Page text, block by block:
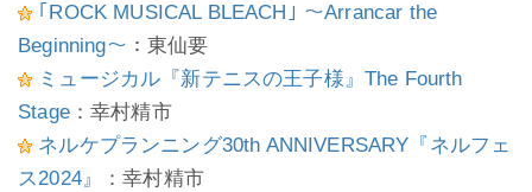
｢ROCK MUSICAL BLEACH｣ ～Arrancar the
Beginning～ ：東仙要
ミュージカル『新テニスの王子様』The Fourth
Stage：幸村精市
ネルケプランニング30th ANNIVERSARY『ネルフェ
ス2024』
：幸村精市